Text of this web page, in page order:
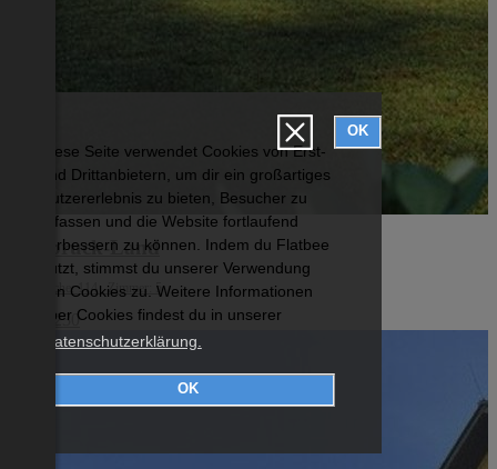
Diese Seite verwendet Cookies von Erst-
und Drittanbietern, um dir ein großartiges
Nutzererlebnis zu bieten, Besucher zu
erfassen und die Website fortlaufend
verbessern zu können. Indem du Flatbee
nutzt, stimmst du unserer Verwendung
von Cookies zu. Weitere Informationen
über Cookies findest du in unserer
Datenschutzerklärung.
OK
OK
Innsbruck-Land
Wohnfläche: 114 Zimmer: 5
€ 736 230